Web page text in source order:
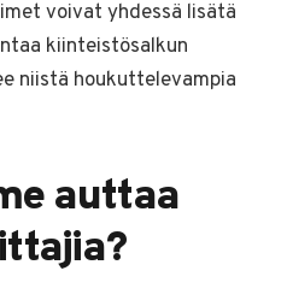
voivat yhdessä lisätä
kiinteistösalkun
niistä houkuttelevampia
auttaa